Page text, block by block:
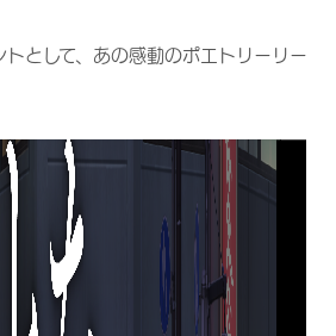
として、あの感動のポエトリーリー